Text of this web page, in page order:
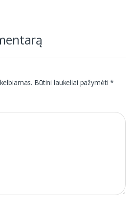
Būtini laukeliai pažymėti*